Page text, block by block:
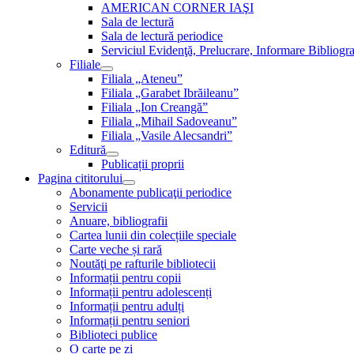
AMERICAN CORNER IAŞI
Sala de lectură
Sala de lectură periodice
Serviciul Evidenţă, Prelucrare, Informare
Filiale
Filiala „Ateneu”
Filiala „Garabet Ibrăileanu”
Filiala „Ion Creangă”
Filiala „Mihail Sadoveanu”
Filiala „Vasile Alecsandri”
Editură
Publicații proprii
Pagina cititorului
Abonamente publicaţii periodice
Servicii
Anuare, bibliografii
Cartea lunii din colecțiile speciale
Carte veche și rară
Noutăţi pe rafturile bibliotecii
Informații pentru copii
Informații pentru adolescenți
Informații pentru adulți
Informații pentru seniori
Biblioteci publice
O carte pe zi